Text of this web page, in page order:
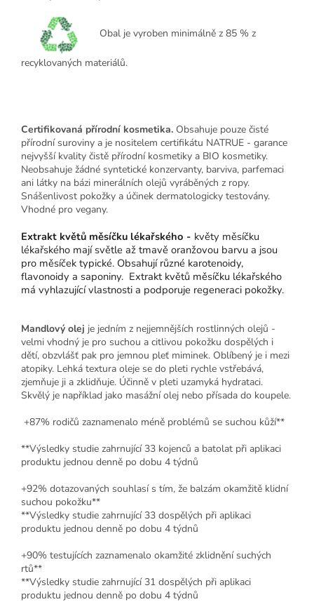
Obal je vyroben minimálně z 85 % z
recyklovaných materiálů.
Certifikovaná přírodní kosmetika. Obsahuje pouze čisté
přírodní suroviny a je nositelem certifikátu NATRUE - garance
nejvyšší kvality čistě přírodní kosmetiky a BIO kosmetiky.
Neobsahuje žádné syntetické konzervanty, barviva, parfemaci
ani látky na bázi minerálních olejů vyráběných z ropy.
Snášenlivost pokožky a účinek dermatologicky testovány.
Vhodné pro vegany.
Extrakt květů měsíčku lékařského - květy měsíčku
lékařského mají světle až tmavě oranžovou barvu a jsou
pro měsíček typické. Obsahují různé karotenoidy,
flavonoidy a saponiny. Extrakt květů měsíčku lékařského
má vyhlazující vlastnosti a podporuje regeneraci pokožky.
Mandlový olej je jedním z nejjemnějších rostlinných olejů -
velmi vhodný je pro suchou a citlivou pokožku dospělých i
dětí, obzvlášť pak pro jemnou pleť miminek. Oblíbený je i mezi
atopiky. Lehká textura oleje se do pleti rychle vstřebává,
zjemňuje ji a zklidňuje. Účinně v pleti uzamyká hydrataci.
Skvělý je například jako masážní olej nebo přísada do koupele.
+87% rodičů zaznamenalo méně problémů se suchou kůží**
**Výsledky studie zahrnující 33 kojenců a batolat při aplikaci
produktu jednou denně po dobu 4 týdnů
+92% dotazovaných souhlasí s tím, že balzám okamžitě klidní
suchou pokožku**
**Výsledky studie zahrnující 33 dospělých při aplikaci
produktu jednou denně po dobu 4 týdnů
+90% testujících zaznamenalo okamžité zklidnění suchých
rtů**
**Výsledky studie zahrnující 31 dospělých při aplikaci
produktu jednou denně po dobu 4 týdnů